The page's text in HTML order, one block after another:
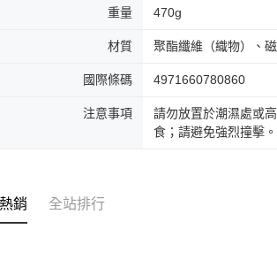
重量 470g
材質 聚酯纖維（織物）、
國際條碼 4971660780860
注意事項
請勿放置於潮濕處或
食；請避免強烈撞擊。
銷 全站排行